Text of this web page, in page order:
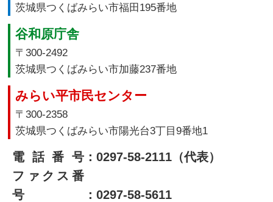
茨城県つくばみらい市福田195番地
谷和原庁舎
〒300-2492
茨城県つくばみらい市加藤237番地
みらい平市民センター
〒300-2358
茨城県つくばみらい市陽光台3丁目9番地1
電話番号：0297-58-2111（代表）
ファクス番
号
：0297-58-5611